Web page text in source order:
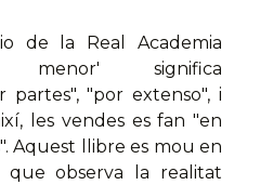
de la Real Academia
menor' significa
partes", "por extenso", i
les vendes es fan "en
Aquest llibre es mou en
que observa la realitat